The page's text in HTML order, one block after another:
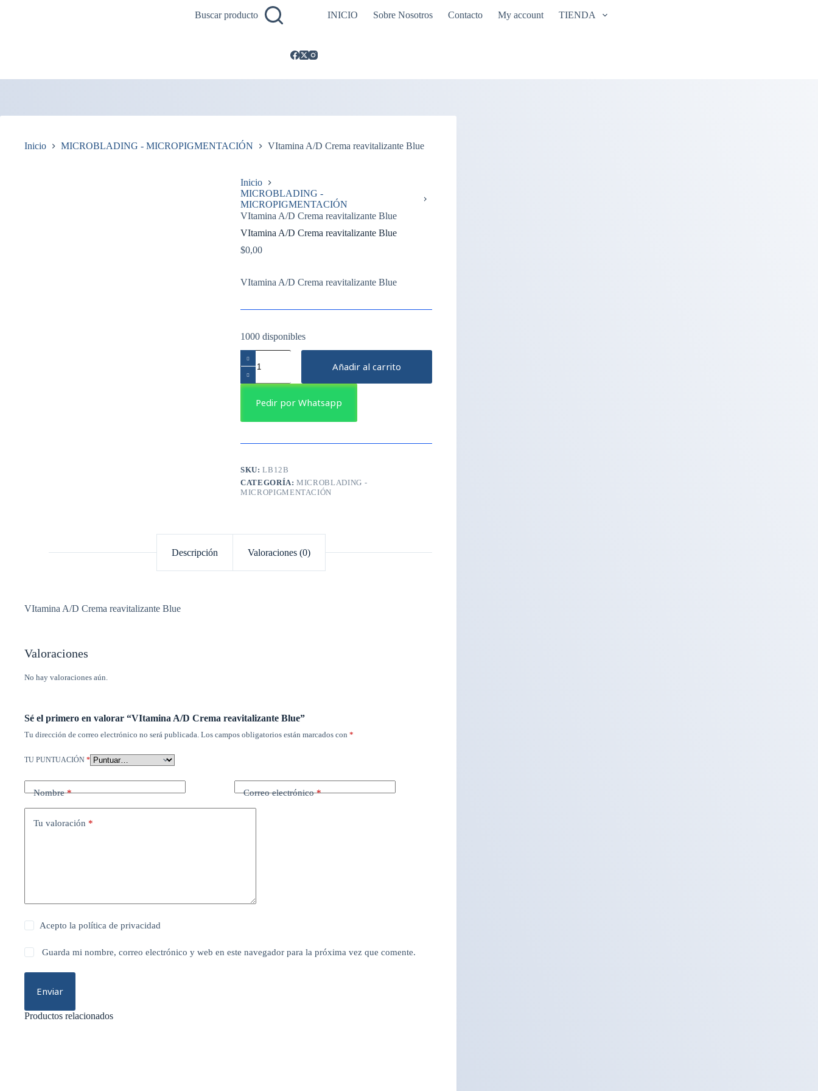
Buscar producto INICIO Sobre Nosotros Contacto My account TIENDA
Inicio MICROBLADING - MICROPIGMENTACIÓN VItamina A/D Crema reavitalizante Blue
Inicio
MICROBLADING -
MICROPIGMENTACIÓN
VItamina A/D Crema reavitalizante Blue
VItamina A/D Crema reavitalizante Blue
$0,00
VItamina A/D Crema reavitalizante Blue
1000 disponibles
A/D
Crema
reavitalizante
cantidad
Añadir al carrito
Pedir por Whatsapp
SKU:LB12B
CATEGORÍA:MICROBLADING -
MICROPIGMENTACIÓN
Descripción Valoraciones (0)
VItamina A/D Crema reavitalizante Blue
Valoraciones
No hay valoraciones aún.
Sé el primero en valorar “VItamina A/D Crema reavitalizante Blue”
Tu dirección de correo electrónico no será publicada. Los campos obligatorios están marcados con *
TU PUNTUACIÓN *
Nombre* Correo electrónico*
Tu valoración *
Acepto lapolítica de privacidad
Guarda mi nombre, correo electrónico y web en este navegador para la próxima vez que comente.
Enviar
Productos relacionados